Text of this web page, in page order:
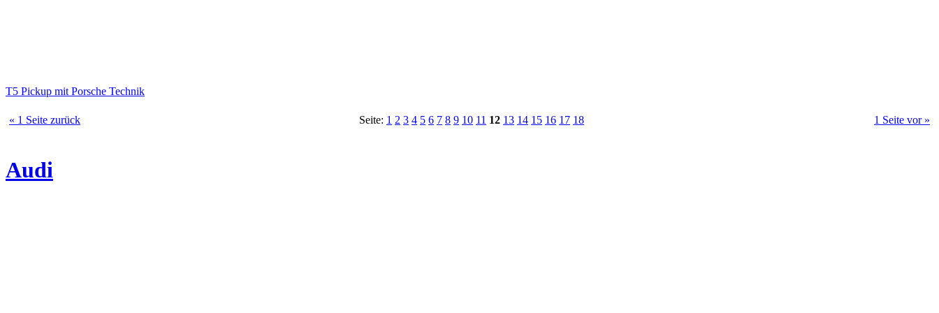
T5 Pickup mit Porsche Technik
« 1 Seite zurück Seite: 1 2 3 4 5 6 7 8 9 10 11 12 13 14 15 16 17 18 1 Seite vor »
Audi